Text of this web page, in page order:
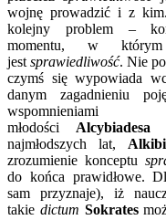
wojnę prowadzić i z
kolejny problem –
momentu, w
jestsprawiedliwość. Nie
czymś się wypowiada
danym zagadnieniu
młodości Alcybiadesa
najmłodszych lat,
zrozumienie konceptu
do końca prawidłowe.
sam przyznaje), iż
takie dictum Sokrates